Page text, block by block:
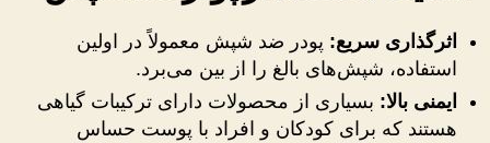
اثرگذاری سریع: پودر ضد شپش معمولاً در اولین
استفاده، شپش‌های بالغ را از بین می‌برد.
ایمنی بالا: بسیاری از محصولات دارای ترکیبات گیاهی
هستند که برای کودکان و افراد با پوست حساس